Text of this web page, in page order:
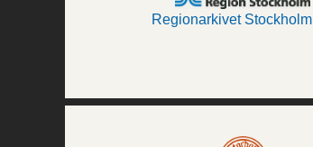
Regionarkivet Stockholm